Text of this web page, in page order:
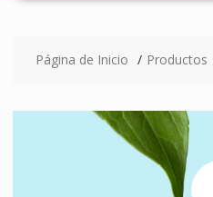
Página de Inicio Productos